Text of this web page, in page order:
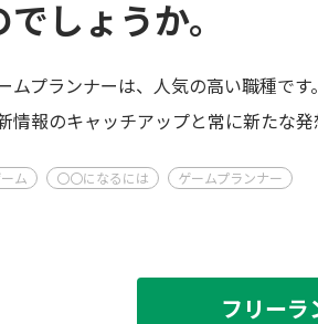
でしょうか。
ムプランナーは、人気の高い職種で
情報のキャッチアップと常に新たな
ム 〇〇になるには ゲームプランナー
フリーラ